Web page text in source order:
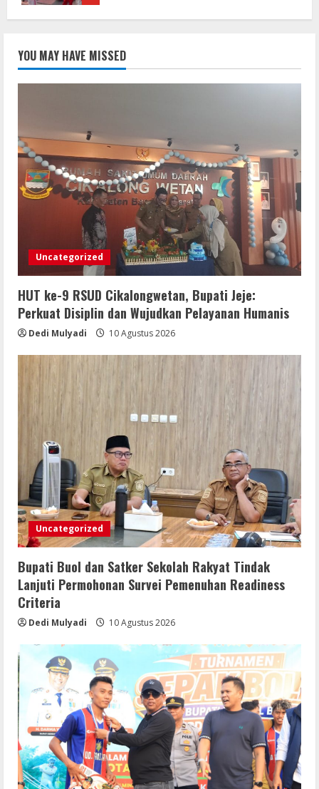
Rakyat Tindak Lanjuti Permohonan
Survei Pemenuhan Readiness Criteria
10 Agustus 2026
3
Sergai Sejati Jaya 1-3 Sukajadi*Juara
Turnamen Sukajadi *
10 Agustus 2026
4
Turnamen Sepak Bola U-23 di Tutup
Bupati dan Wabup Sergai
10 Agustus 2026
5
Semarakkan HUT RI ke-81, Pemkab
Buol Canangkan Gerakan Pembagian
Bendera Merah Putih Tahun 2026
10 Agustus 2026
YOU MAY HAVE MISSED
Uncategorized
HUT ke-9 RSUD Cikalongwetan, Bupati Jeje:
Perkuat Disiplin dan Wujudkan Pelayanan Humanis
Dedi Mulyadi 10 Agustus 2026
Uncategorized
Bupati Buol dan Satker Sekolah Rakyat Tindak
Lanjuti Permohonan Survei Pemenuhan Readiness
Criteria
Dedi Mulyadi 10 Agustus 2026